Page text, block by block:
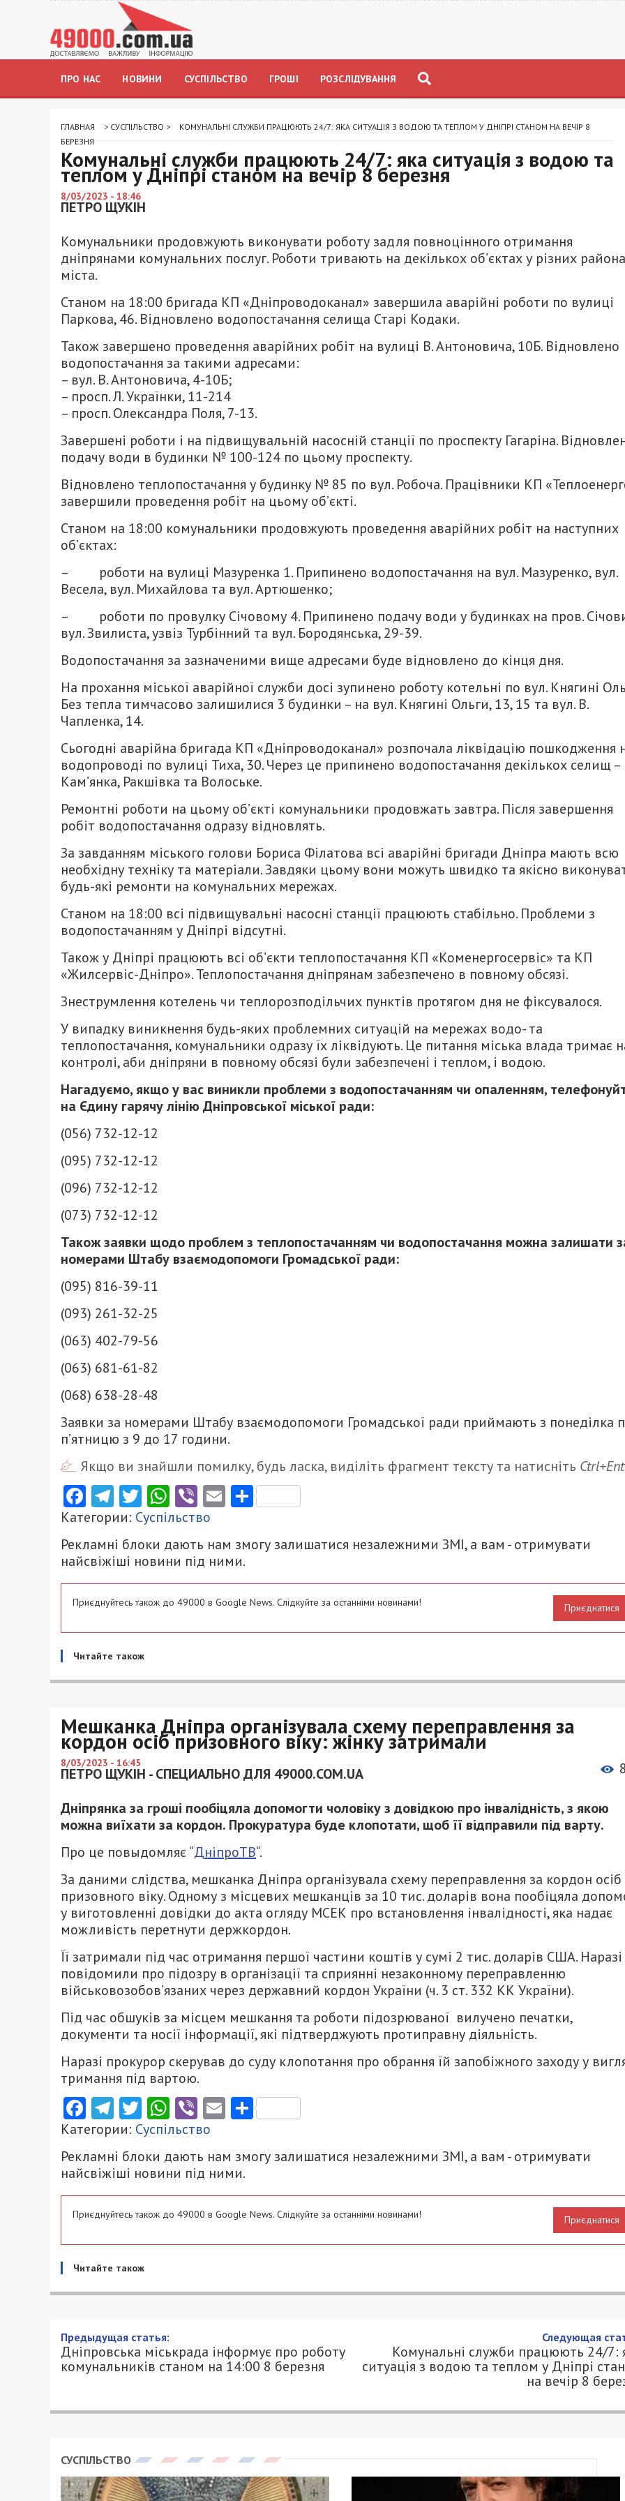
ПРО НАС НОВИНИ СУСПІЛЬСТВО ГРОШІ РОЗСЛІДУВАННЯ
ГЛАВНАЯ > СУСПІЛЬСТВО >
КОМУНАЛЬНІ СЛУЖБИ ПРАЦЮЮТЬ 24/7: ЯКА СИТУАЦІЯ З ВОДОЮ ТА ТЕПЛОМ У ДНІПРІ СТАНОМ НА ВЕЧІР 8
БЕРЕЗНЯ
Комунальні служби працюють 24/7: яка ситуація з водою та
теплом у Дніпрі станом на вечір 8 березня
8/03/2023 - 18:46
ПЕТРО ЩУКІН
Комунальники продовжують виконувати роботу задля повноцінного отримання
дніпрянами комунальних послуг. Роботи тривають на декількох об’єктах у різних
міста.
Станом на 18:00 бригада КП «Дніпроводоканал» завершила аварійні роботи по вулиці
Паркова, 46. Відновлено водопостачання селища Старі Кодаки.
Також завершено проведення аварійних робіт на вулиці В. Антоновича, 10Б. Відновлено
водопостачання за такими адресами:
– вул. В. Антоновича, 4-10Б;
– просп. Л. Українки, 11-214
– просп. Олександра Поля, 7-13.
Завершені роботи і на підвищувальній насосній станції по проспекту Гагаріна.
подачу води в будинки № 100-124 по цьому проспекту.
Відновлено теплопостачання у будинку № 85 по вул. Робоча. Працівники КП
завершили проведення робіт на цьому об’єкті.
Станом на 18:00 комунальники продовжують проведення аварійних робіт на наступних
об’єктах:
– роботи на вулиці Мазуренка 1. Припинено водопостачання на вул. Мазуренко, вул.
Весела, вул. Михайлова та вул. Артюшенко;
– роботи по провулку Січовому 4. Припинено подачу води у будинках на пров.
вул. Звилиста, узвіз Турбінний та вул. Бородянська, 29-39.
Водопостачання за зазначеними вище адресами буде відновлено до кінця дня.
На прохання міської аварійної служби досі зупинено роботу котельні по вул. Княгині
Без тепла тимчасово залишилися 3 будинки – на вул. Княгині Ольги, 13, 15 та вул. В.
Чапленка, 14.
Сьогодні аварійна бригада КП «Дніпроводоканал» розпочала ліквідацію пошкодження
водопроводі по вулиці Тиха, 30. Через це припинено водопостачання декількох селищ –
Кам’янка, Ракшівка та Волоське.
Ремонтні роботи на цьому об’єкті комунальники продовжать завтра. Після завершення
робіт водопостачання одразу відновлять.
За завданням міського голови Бориса Філатова всі аварійні бригади Дніпра мають всю
необхідну техніку та матеріали. Завдяки цьому вони можуть швидко та якісно
будь-які ремонти на комунальних мережах.
Станом на 18:00 всі підвищувальні насосні станції працюють стабільно. Проблеми з
водопостачанням у Дніпрі відсутні.
Також у Дніпрі працюють всі об’єкти теплопостачання КП «Коменергосервіс» та КП
«Жилсервіс-Дніпро». Теплопостачання дніпрянам забезпечено в повному обсязі.
Знеструмлення котелень чи теплорозподільчих пунктів протягом дня не фіксувалося.
У випадку виникнення будь-яких проблемних ситуацій на мережах водо- та
теплопостачання, комунальники одразу їх ліквідують. Це питання міська влада тримає
контролі, аби дніпряни в повному обсязі були забезпечені і теплом, і водою.
Нагадуємо, якщо у вас виникли проблеми з водопостачанням чи опаленням,
на Єдину гарячу лінію Дніпровської міської ради:
(056) 732-12-12
(095) 732-12-12
(096) 732-12-12
(073) 732-12-12
Також заявки щодо проблем з теплопостачанням чи водопостачання можна залишати
номерами Штабу взаємодопомоги Громадської ради:
(095) 816-39-11
(093) 261-32-25
(063) 402-79-56
(063) 681-61-82
(068) 638-28-48
Заявки за номерами Штабу взаємодопомоги Громадської ради приймають з понеділка
п’ятницю з 9 до 17 години.
Якщо ви знайшли помилку, будь ласка, виділіть фрагмент тексту та натисніть
Facebook
Telegram
Twitter
WhatsApp
ViberEmailПоділитися
Категории: Суспільство
Рекламні блоки дають нам змогу залишатися незалежними ЗМІ, а вам - отримувати
найсвіжіші новини під ними.
Приєднуйтесь також до 49000 в Google News. Слідкуйте за останніми новинами! Приєднатися
Читайте також
Мешканка Дніпра організувала схему переправлення за
кордон осіб призовного віку: жінку затримали
8/03/2023 - 16:45
ПЕТРО ЩУКІН - СПЕЦИАЛЬНО ДЛЯ 49000.COM.UA
Дніпрянка за гроші пообіцяла допомогти чоловіку з довідкою про інвалідність, з якою
можна виїхати за кордон. Прокуратура буде клопотати, щоб її відправили під варту.
Про це повыдомляє “ДніпроТВ“.
За даними слідства, мешканка Дніпра організувала схему переправлення за кордон осіб
призовного віку. Одному з місцевих мешканців за 10 тис. доларів вона пообіцяла
у виготовленні довідки до акта огляду МСЕК про встановлення інвалідності, яка надає
можливість перетнути держкордон.
Її затримали під час отримання першої частини коштів у сумі 2 тис. доларів США. Наразі
повідомили про підозру в організації та сприянні незаконному переправленню
військовозобов’язаних через державний кордон України (ч. 3 ст. 332 КК України).
Під час обшуків за місцем мешкання та роботи підозрюваної вилучено печатки,
документи та носії інформації, які підтверджують протиправну діяльність.
Наразі прокурор скерував до суду клопотання про обрання їй запобіжного заходу у
тримання під вартою.
Facebook
Telegram
Twitter
WhatsApp
ViberEmailПоділитися
Категории: Суспільство
Рекламні блоки дають нам змогу залишатися незалежними ЗМІ, а вам - отримувати
найсвіжіші новини під ними.
Приєднуйтесь також до 49000 в Google News. Слідкуйте за останніми новинами! Приєднатися
Читайте також
Предыдущая статья:
Дніпровська міськрада інформує про роботу
комунальників станом на 14:00 8 березня
Следующая
Комунальні служби працюють 24/7:
ситуація з водою та теплом у Дніпрі
на вечір 8
СУСПІЛЬСТВО